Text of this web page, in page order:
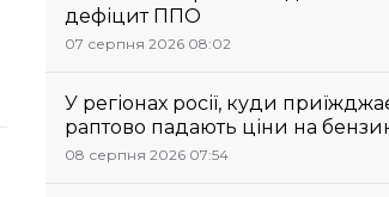
дефіцит ППО
07 серпня 2026 08:02
У регіонах росії, куди
раптово падають ціни на
08 серпня 2026 07:54